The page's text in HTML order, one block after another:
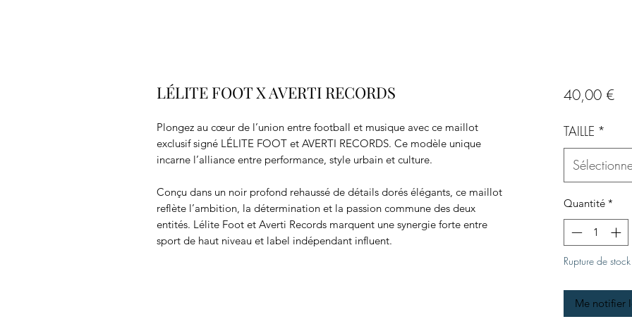
LÉLITE FOOT X AVERTI RECORDS
Plongez au cœur de l’union entre football et musique avec ce maillot
exclusif signé LÉLITE FOOT et AVERTI RECORDS. Ce modèle unique
incarne l’alliance entre performance, style urbain et culture.
Conçu dans un noir profond rehaussé de détails dorés élégants, ce maillot
reflète l’ambition, la détermination et la passion commune des deux
entités. Lélite Foot et Averti Records marquent une synergie forte entre
sport de haut niveau et label indépendant influent.
40,00 €Prix
TAILLE *
Quantité *
Rupture de stock
Me notifier